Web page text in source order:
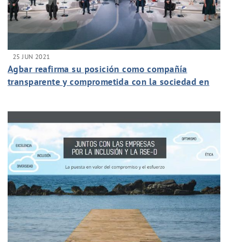
25 JUN 2021
Agbar reafirma su posición como compañía
transparente y comprometida con la sociedad en